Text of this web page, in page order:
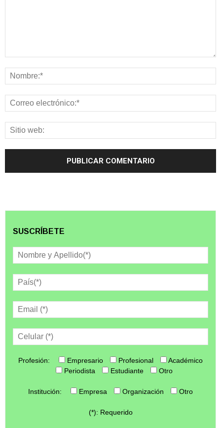
SUSCRÍBETE
Profesión: Empresario Profesional
Académico
Periodista
Estudiante Otro
Institución: Empresa Organización Otro
(*): Requerido